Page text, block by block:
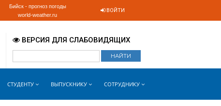
Бийск - прогноз погоды
world-weather.ru
ВОЙТИ
ВЕРСИЯ ДЛЯ СЛАБОВИДЯЩИХ
СТУДЕНТУ ВЫПУСКНИКУ СОТРУДНИКУ